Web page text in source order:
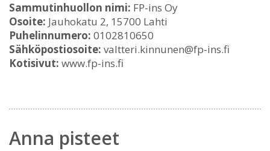
Sammutinhuollon nimi: FP-ins Oy
Osoite: Jauhokatu 2, 15700 Lahti
Puhelinnumero: 0102810650
Sähköpostiosoite: valtteri.kinnunen@fp-ins.fi
Kotisivut: www.fp-ins.fi
Anna pisteet